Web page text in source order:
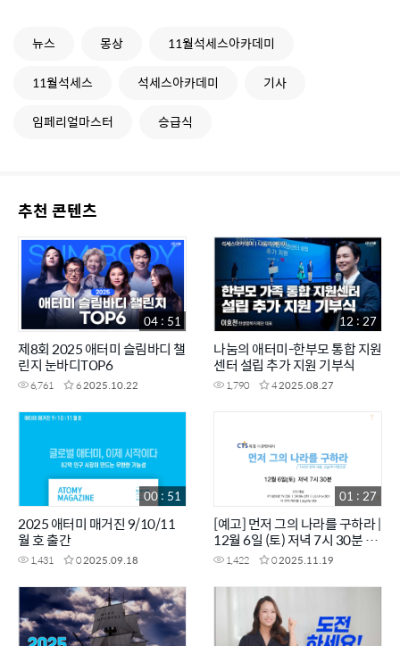
뉴스 몽상
11월석세스아카데미
11월석세스
석세스아카데미
기사
임페리얼마스터
승급식
추천 콘텐츠
제8회 2025 애터미 슬림바디 챌
린지 눈바디TOP6
6,761 62025.10.22
04 : 51
나눔의 애터미-한부모 통합 지원
센터 설립 추가 지원 기부식
1,790 42025.08.27
12 : 27
2025 애터미 매거진 9/10/11
월 호 출간
1,431 02025.09.18
00 : 51
[예고] 먼저 그의 나라를 구하라 |
12월 6일 (토) 저녁 7시 30분 방
송 | 140년 전의 사랑, 오늘의 사
명으로 | CTS특집다큐
1,422 02025.11.19
01 : 27